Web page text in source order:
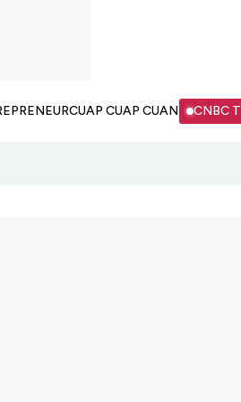
CUAP CUAP CUAN CNBC